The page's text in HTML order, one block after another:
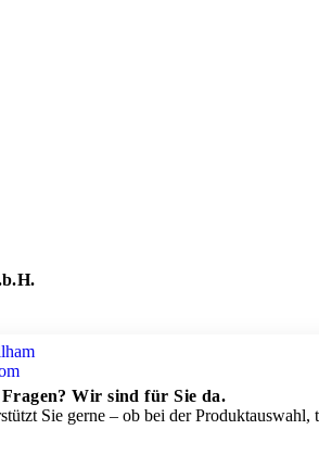
Fragen? Wir sind für Sie da.
Sie gerne – ob bei der